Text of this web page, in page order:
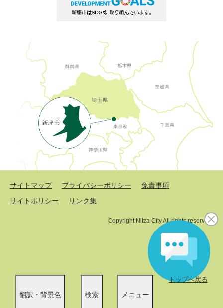
翻訳・背景色 検索 メニュー
トップへ戻る
サイトマップ プライバシーポリシー
免責事項
サイトポリシー
リンク集
Copyright Niiza City All rights reserved.